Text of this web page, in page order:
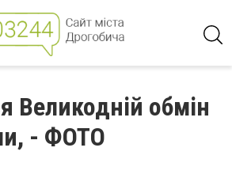
Великодній обмін
- ФОТО